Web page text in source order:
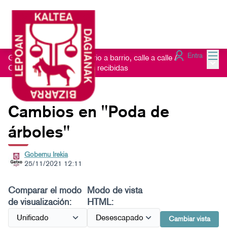
Entra
Getxo Txukun 2021 - Barrio a barrio, calle a calle /
Consulta las Sugerencias recibidas
Cambios en "Poda de
árboles"
Gobernu Irekia
25/11/2021 12:11
Comparar el modo
de visualización:
Modo de vista
HTML:
Cambiar vista